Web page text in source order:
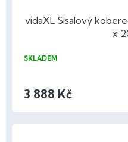
vidaXL Sisalový
x
SKLADEM
3 888 Kč